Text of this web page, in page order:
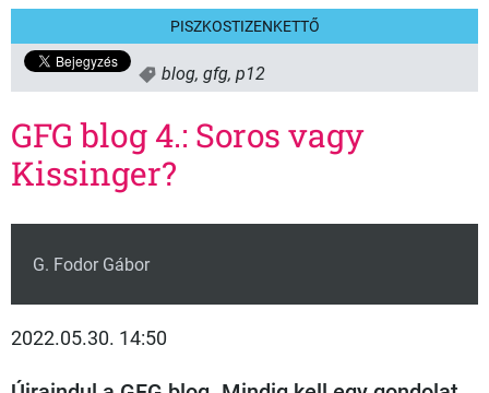
PISZKOSTIZENKETTŐ
blog, gfg, p12
GFG blog 4.: Soros vagy
Kissinger?
G. Fodor Gábor
2022.05.30. 14:50